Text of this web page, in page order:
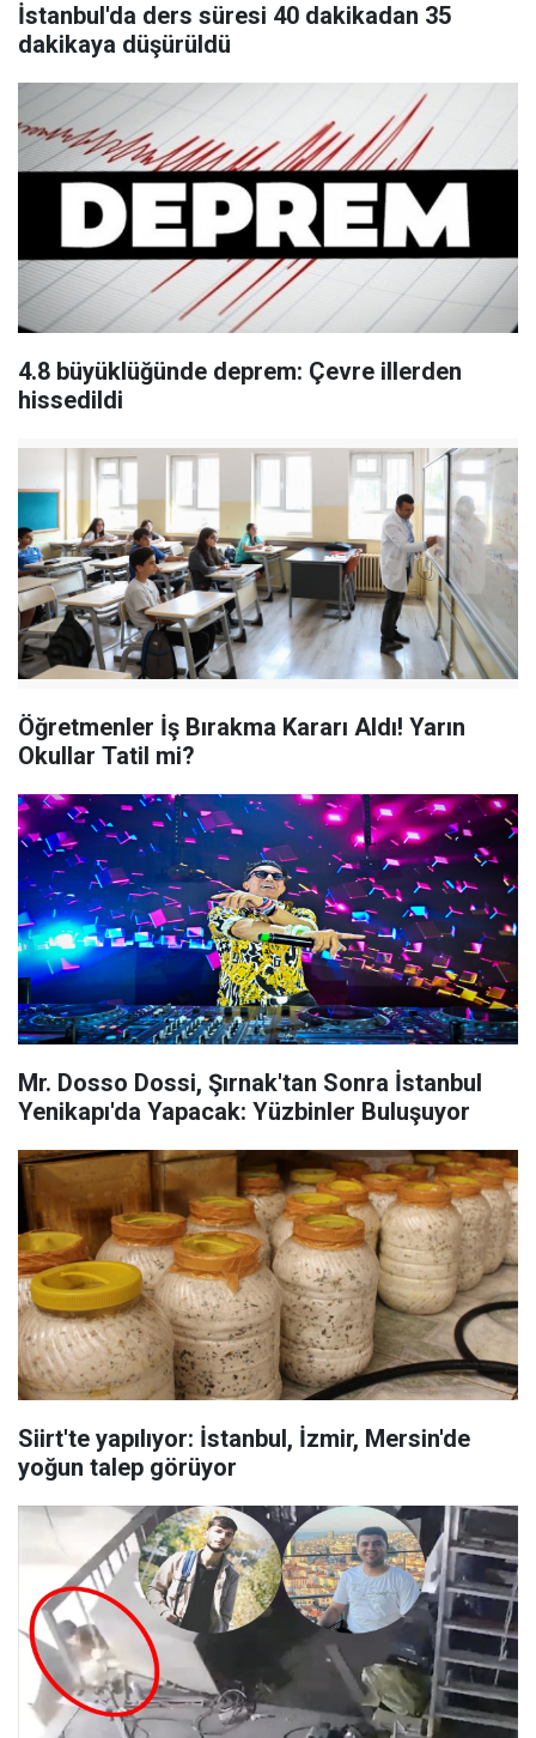
İstanbul'da ders süresi 40 dakikadan 35
dakikaya düşürüldü
4.8 büyüklüğünde deprem: Çevre illerden
hissedildi
Öğretmenler İş Bırakma Kararı Aldı! Yarın
Okullar Tatil mi?
Mr. Dosso Dossi, Şırnak'tan Sonra İstanbul
Yenikapı'da Yapacak: Yüzbinler Buluşuyor
Siirt'te yapılıyor: İstanbul, İzmir, Mersin'de
yoğun talep görüyor